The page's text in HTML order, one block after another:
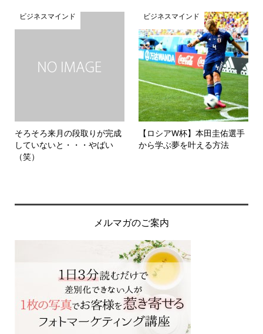
ビジネスマインド
そろそろ来月の段取りが完成
していないと・・・やばい
（笑）
ビジネスマインド
【ロシアW杯】本田圭佑選手
から学ぶ夢を叶える方法
メルマガのご案内